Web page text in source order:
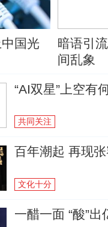
国光
暗语引
间乱象
“AI双星”上空有
共同关注
百年潮起 再现
文化十分
一醋一面 “酸”出